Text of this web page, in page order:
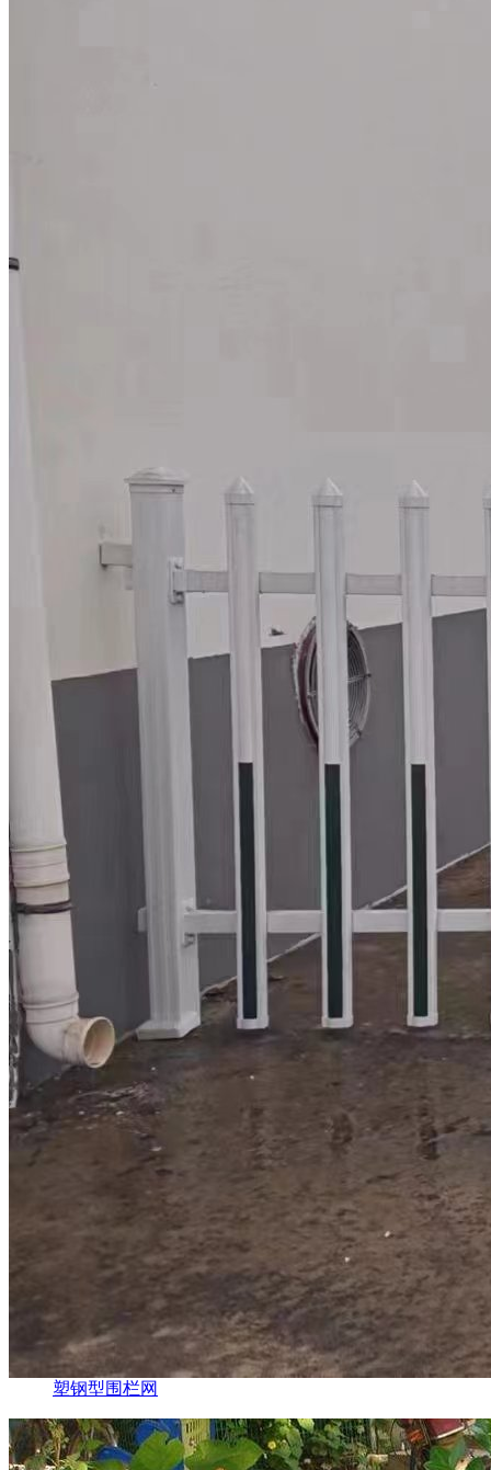
塑钢型围栏网